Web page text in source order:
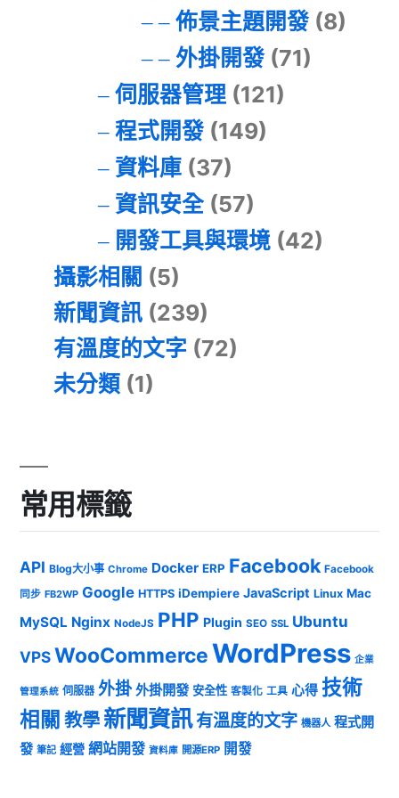
佈景主題開發(8)
外掛開發(71)
伺服器管理(121)
程式開發(149)
資料庫(37)
資訊安全(57)
開發工具與環境(42)
攝影相關 (5)
新聞資訊 (239)
有溫度的文字 (72)
未分類 (1)
常用標籤
API Blog大小事 Chrome Docker ERP Facebook Facebook
同步 FB2WP Google HTTPS iDempiere JavaScript Linux Mac
MySQL Nginx NodeJS PHP Plugin SEO SSL Ubuntu
VPSWooCommerceWordPress 企業
管理系統 伺服器 外掛 外掛開發 安全性 客製化 工具 心得 技術
相關 教學 新聞資訊有溫度的文字 機器人 程式開
發 筆記 經營 網站開發 資料庫 開源ERP 開發